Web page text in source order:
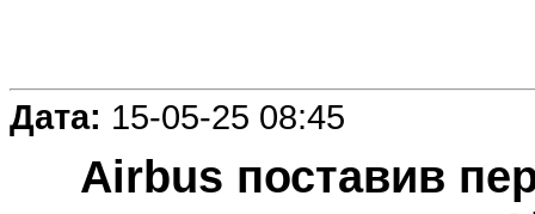
Дата: 15-05-25 08:45
Airbus поставив